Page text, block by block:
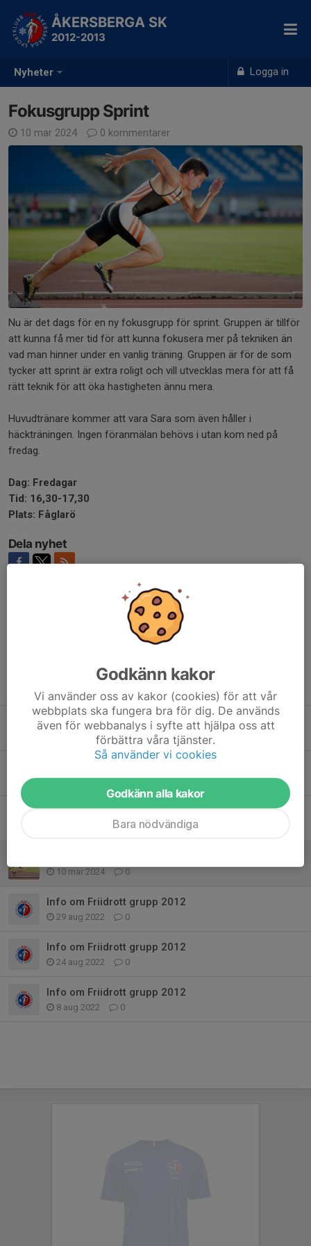
Nyheter Logga in
ÅKERSBERGA SK
2012-2013
Fokusgrupp Sprint
10 mar 2024 0 kommentarer
Nu är det dags för en ny fokusgrupp för sprint. Gruppen är tillför
att kunna få mer tid för att kunna fokusera mer på tekniken än
vad man hinner under en vanlig träning. Gruppen är för de som
tycker att sprint är extra roligt och vill utvecklas mera för att få
rätt teknik för att öka hastigheten ännu mera.
Huvudtränare kommer att vara Sara som även håller i
häckträningen. Ingen föranmälan behövs i utan kom ned på
fredag.
Dag: Fredagar
Tid: 16,30-17,30
Plats: Fåglarö
Dela nyhet
Sista träningen 2025
15 dec 2025 0
22 aug 2025 0
5 maj sista anmälningsdag Vårläger
0
10 mar 2024 0
Info om Friidrott grupp 2012
29 aug 2022 0
Info om Friidrott grupp 2012
24 aug 2022 0
Info om Friidrott grupp 2012
8 aug 2022 0
Godkänn kakor
Vi använder oss av kakor (cookies) för att vår
webbplats ska fungera bra för dig. De används
även för webbanalys i syfte att hjälpa oss att
förbättra våra tjänster.
Så använder vi cookies
Godkänn alla kakor
Bara nödvändiga